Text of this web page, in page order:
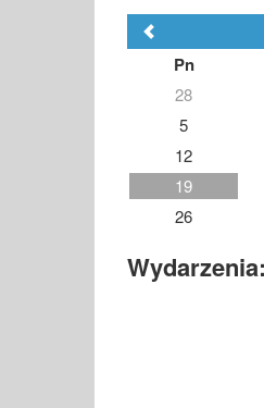
Pn
28
5
12
19
26